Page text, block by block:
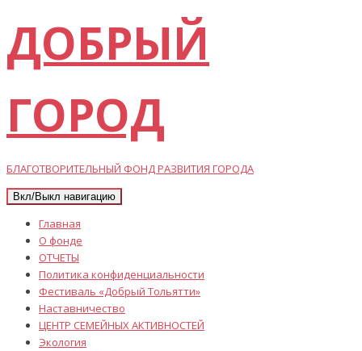
ДОБРЫЙ
ГОРОД
БЛАГОТВОРИТЕЛЬНЫЙ ФОНД РАЗВИТИЯ ГОРОДА
Вкл/Выкл навигацию
Главная
О фонде
ОТЧЕТЫ
Политика конфиденциальности
Фестиваль «Добрый Тольятти»
Наставничество
ЦЕНТР СЕМЕЙНЫХ АКТИВНОСТЕЙ
Экология